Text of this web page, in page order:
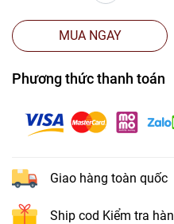
MUA NGAY
Phương thức thanh toán
Giao hàng toàn quốc
Ship cod Kiểm tra